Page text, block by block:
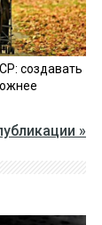
создавать
»